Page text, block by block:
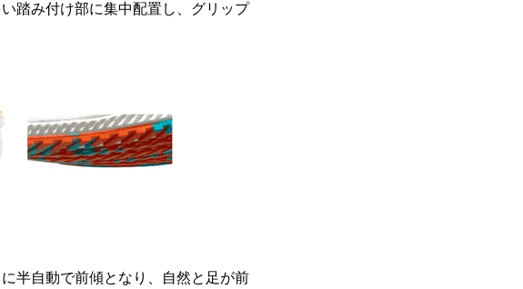
踏み付け部に集中配置し、グリップ
半自動で前傾となり、自然と足が前